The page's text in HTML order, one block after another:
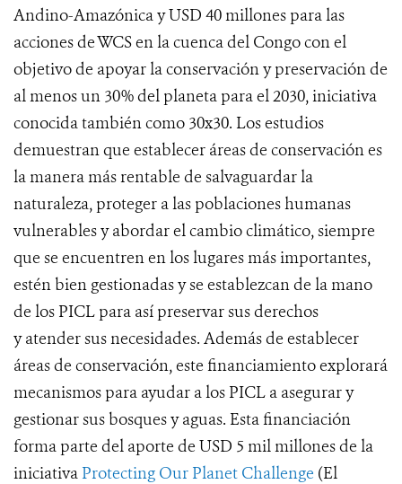
Andino-Amazónica y USD 40 millones para las
acciones de WCS en la cuenca del Congo con el
objetivo de apoyar la conservación y preservación de
al menos un 30% del planeta para el 2030, iniciativa
conocida también como 30x30. Los estudios
demuestran que establecer áreas de conservación es
la manera más rentable de salvaguardar la
naturaleza, proteger a las poblaciones humanas
vulnerables y abordar el cambio climático, siempre
que se encuentren en los lugares más importantes,
estén bien gestionadas y se establezcan de la mano
de los PICL para así preservar sus derechos
y atender sus necesidades. Además de establecer
áreas de conservación, este financiamiento explorará
mecanismos para ayudar a los PICL a asegurar y
gestionar sus bosques y aguas. Esta financiación
forma parte del aporte de USD 5 mil millones de la
iniciativa Protecting Our Planet Challenge (El